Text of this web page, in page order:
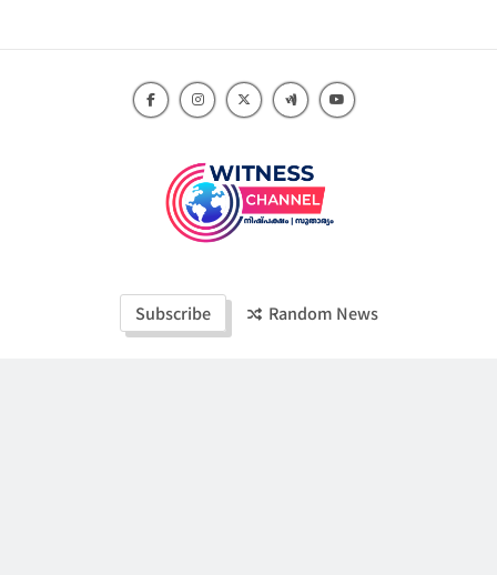
Witness Channel
Subscribe Random News